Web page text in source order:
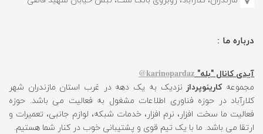
درباره ما :
آیدی کانال "بله" karinopardaz@
مجموعهکارینوپرداز نزدیک به یک دهه در غرب استان مازندران شهر
کلارآباد در حوزه فناوری اطلاعات مشغول به فعالیت می باشد. حوزه
فعالیت ما سخت افزار، نرم افزار، خدمات شبکه، لوازم جانبی، تعمیرات و
ارتقا می باشد. ما با یک تیم قوی و پشتیبانی خوب در کنار شما هستیم.